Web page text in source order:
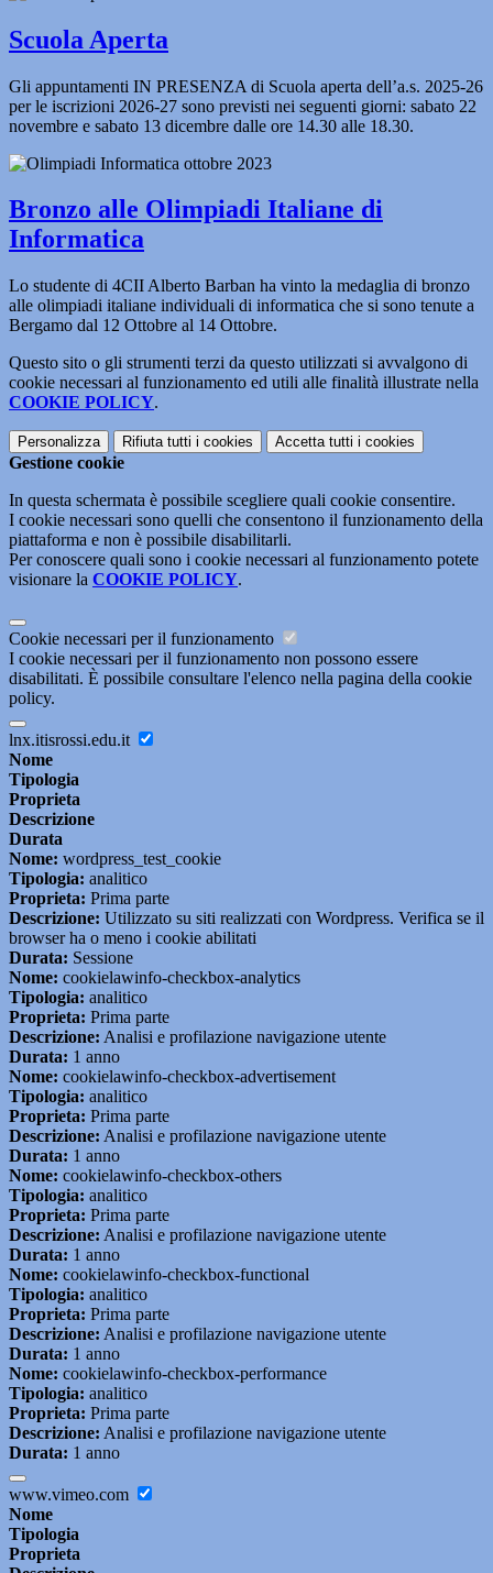
Scuola Aperta
Gli appuntamenti IN PRESENZA di Scuola aperta dell’a.s. 2025-26
per le iscrizioni 2026-27 sono previsti nei seguenti giorni: sabato 22
novembre e sabato 13 dicembre dalle ore 14.30 alle 18.30.
Bronzo alle Olimpiadi Italiane di
Informatica
Lo studente di 4CII Alberto Barban ha vinto la medaglia di bronzo
alle olimpiadi italiane individuali di informatica che si sono tenute a
Bergamo dal 12 Ottobre al 14 Ottobre.
Questo sito o gli strumenti terzi da questo utilizzati si avvalgono di
cookie necessari al funzionamento ed utili alle finalità illustrate nella
COOKIE POLICY.
Personalizza Rifiuta tutti i cookies Accetta tutti i cookies
Gestione cookie
In questa schermata è possibile scegliere quali cookie consentire.
I cookie necessari sono quelli che consentono il funzionamento della
piattaforma e non è possibile disabilitarli.
Per conoscere quali sono i cookie necessari al funzionamento potete
visionare la COOKIE POLICY.
Cookie necessari per il funzionamento
I cookie necessari per il funzionamento non possono essere
disabilitati. È possibile consultare l'elenco nella pagina della cookie
policy.
lnx.itisrossi.edu.it
Nome
Tipologia
Proprieta
Descrizione
Durata
Nome: wordpress_test_cookie
Tipologia: analitico
Proprieta: Prima parte
Descrizione: Utilizzato su siti realizzati con Wordpress. Verifica se il
browser ha o meno i cookie abilitati
Durata: Sessione
Nome: cookielawinfo-checkbox-analytics
Tipologia: analitico
Proprieta: Prima parte
Descrizione: Analisi e profilazione navigazione utente
Durata: 1 anno
Nome: cookielawinfo-checkbox-advertisement
Tipologia: analitico
Proprieta: Prima parte
Descrizione: Analisi e profilazione navigazione utente
Durata: 1 anno
Nome: cookielawinfo-checkbox-others
Tipologia: analitico
Proprieta: Prima parte
Descrizione: Analisi e profilazione navigazione utente
Durata: 1 anno
Nome: cookielawinfo-checkbox-functional
Tipologia: analitico
Proprieta: Prima parte
Descrizione: Analisi e profilazione navigazione utente
Durata: 1 anno
Nome: cookielawinfo-checkbox-performance
Tipologia: analitico
Proprieta: Prima parte
Descrizione: Analisi e profilazione navigazione utente
Durata: 1 anno
www.vimeo.com
Nome
Tipologia
Proprieta